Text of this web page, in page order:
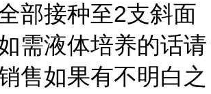
部接种至2支斜面
需液体培养的话请
售如果有不明白之